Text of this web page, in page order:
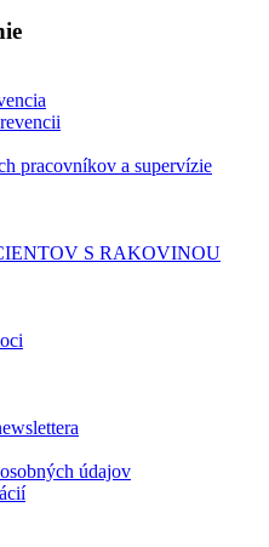
pracovníkov a supervízie
S RAKOVINOU
údajov